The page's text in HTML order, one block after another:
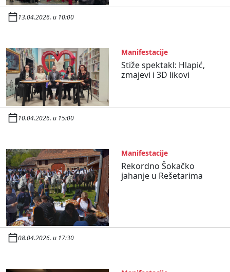
13.04.2026. u 10:00
Manifestacije
Stiže spektakl: Hlapić,
zmajevi i 3D likovi
10.04.2026. u 15:00
Manifestacije
Rekordno Šokačko
jahanje u Rešetarima
08.04.2026. u 17:30